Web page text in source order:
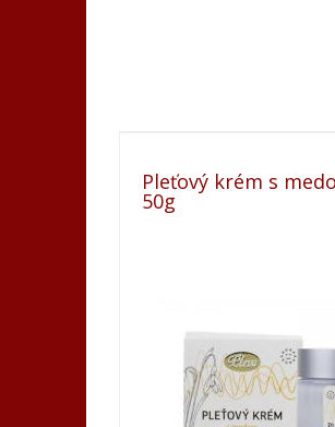
Pleťový krém s
50g